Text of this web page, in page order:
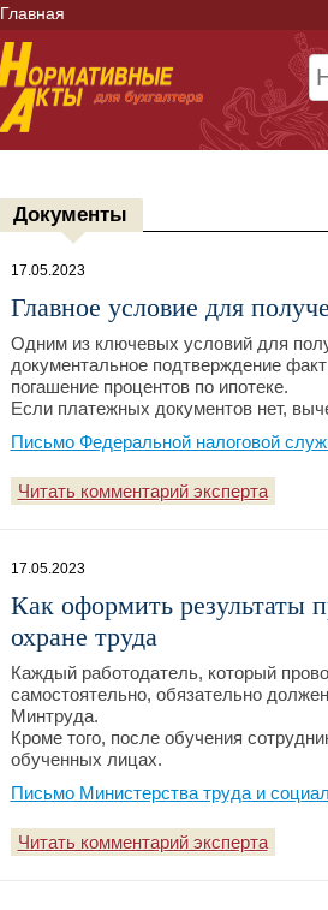
Главная
Документы
17.05.2023
Главное условие для
Одним из ключевых условий для
документальное подтверждение
погашение процентов по ипотеке.
Если платежных документов нет,
Письмо Федеральной налоговой
Читать комментарий эксперта
17.05.2023
Как оформить результаты
охране труда
Каждый работодатель, который
самостоятельно, обязательно
Минтруда.
Кроме того, после обучения
обученных лицах.
Письмо Министерства труда и
Читать комментарий эксперта